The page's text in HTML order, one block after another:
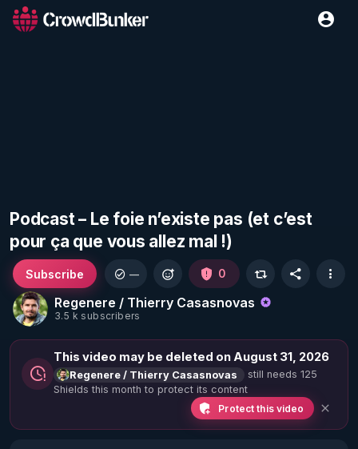
Podcast – Le foie n’existe pas (et c’est
pour ça que vous allez mal !)
Regenere / Thierry Casasnovas
3.5 k subscribers
Subscribe — 0
This video may be deleted on August 31, 2026
Regenere / Thierry Casasnovas
still needs 125
Shields this month to protect its content
Protect this video